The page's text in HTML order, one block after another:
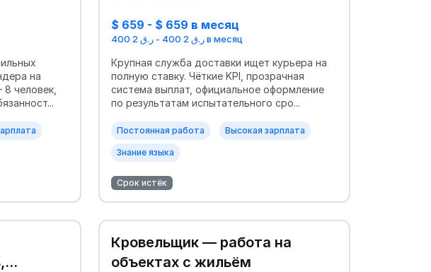
на
человек,
$ 659 - $ 659 в месяц
ر.ق 2 400 - ر.ق 2 400 в месяц
Крупная служба доставки ищет курьера на
полную ставку. Чёткие KPI, прозрачная
система выплат, официальное оформление
по результатам испытательного сро...
Постоянная работа Высокая зарплата
Знание языка
Срок истёк
Кровельщик — работа на
объектах с жильём